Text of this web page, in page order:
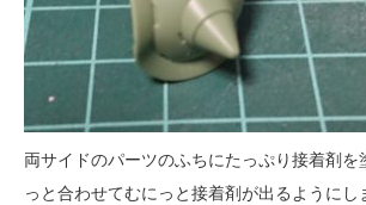
両サイドのパーツのふちにたっぷり接着剤を
っと合わせてむにっと接着剤が出るようにし